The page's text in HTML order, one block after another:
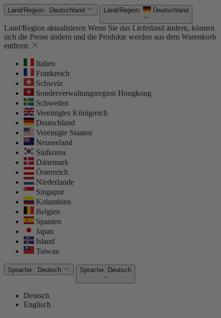
Land/Region: Deutschland Land/Region: Deutschland
Land/Region aktualisieren Wenn Sie das Lieferland ändern, können
sich die Preise ändern und die Produkte werden aus dem Warenkorb
entfernt.
Italien
Frankreich
Schweiz
Sonderverwaltungsregion Hongkong
Schweden
Vereinigtes Königreich
Deutschland
Vereinigte Staaten
Neuseeland
Südkorea
Dänemark
Österreich
Niederlande
Singapur
Kolumbien
Belgien
Spanien
Japan
Island
Taiwan
Sprache: Deutsch Sprache: Deutsch
Deutsch
Englisch